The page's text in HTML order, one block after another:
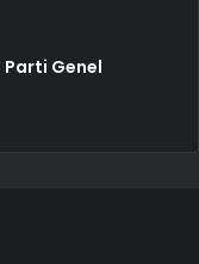
Parti Genel